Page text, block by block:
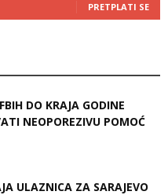
PRETPLATI SE
DO KRAJA GODINE
NEOPOREZIVU POMOĆ
ULAZNICA ZA SARAJEVO